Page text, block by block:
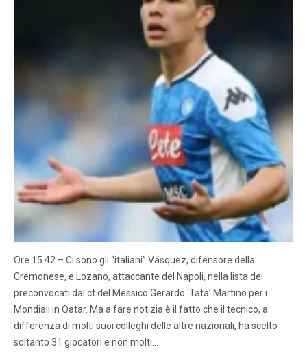
Ore 15.42 – Ci sono gli “italiani” Vásquez, difensore della
Cremonese, e Lozano, attaccante del Napoli, nella lista dei
preconvocati dal ct del Messico Gerardo ‘Tata’ Martino per i
Mondiali in Qatar. Ma a fare notizia è il fatto che il tecnico, a
differenza di molti suoi colleghi delle altre nazionali, ha scelto
soltanto 31 giocatori e non molti…